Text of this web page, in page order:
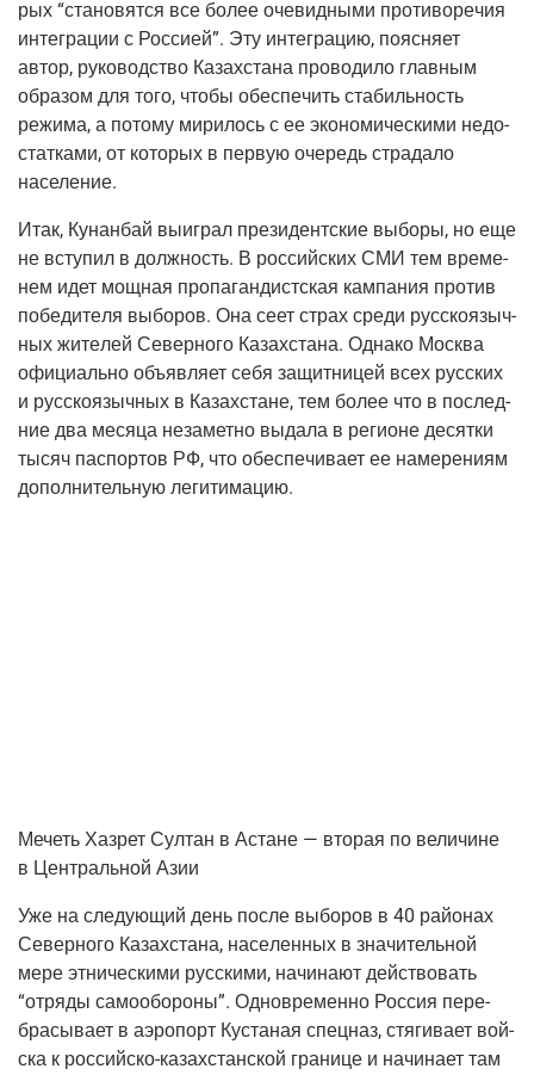
рых “ста­но­вят­ся все более оче­вид­ны­ми про­ти­во­ре­чия
инте­гра­ции с Рос­си­ей”. Эту инте­гра­цию, пояс­ня­ет
автор, руко­вод­ство Казах­ста­на про­во­ди­ло глав­ным
обра­зом для того, что­бы обес­пе­чить ста­биль­ность
режи­ма, а пото­му мири­лось с ее эко­но­ми­че­ски­ми недо­
стат­ка­ми, от кото­рых в первую оче­редь стра­да­ло
население.
Итак, Кунан­бай выиг­рал пре­зи­дент­ские выбо­ры, но еще
не всту­пил в долж­ность. В рос­сий­ских СМИ тем вре­ме­
нем идет мощ­ная про­па­ган­дист­ская кам­па­ния про­тив
побе­ди­те­ля выбо­ров. Она сеет страх сре­ди рус­ско­языч­
ных жите­лей Север­но­го Казах­ста­на. Одна­ко Москва
офи­ци­аль­но объ­яв­ля­ет себя защит­ни­цей всех рус­ских
и рус­ско­языч­ных в Казах­стане, тем более что в послед­
ние два меся­ца неза­мет­но выда­ла в реги­оне десят­ки
тысяч пас­пор­тов РФ, что обес­пе­чи­ва­ет ее наме­ре­ни­ям
допол­ни­тель­ную легитимацию.
Мечеть Хаз­рет Сул­тан в Астане — вто­рая по вели­чине
в Цен­траль­ной Азии
Уже на сле­ду­ю­щий день после выбо­ров в 40 рай­о­нах
Север­но­го Казах­ста­на, насе­лен­ных в зна­чи­тель­ной
мере этни­че­ски­ми рус­ски­ми, начи­на­ют дей­ство­вать
“отря­ды само­обо­ро­ны”. Одно­вре­мен­но Рос­сия пере­
бра­сы­ва­ет в аэро­порт Куста­ная спец­наз, стя­ги­ва­ет вой­
ска к рос­сий­ско-казах­стан­ской гра­ни­це и начи­на­ет там